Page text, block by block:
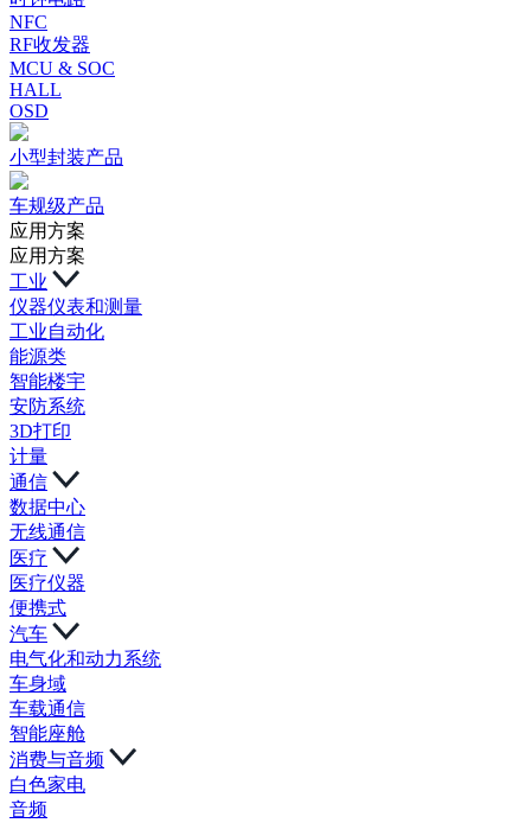
NFC
RF收发器
MCU & SOC
HALL
OSD
小型封装产品
车规级产品
应用方案
应用方案
工业
仪器仪表和测量
工业自动化
能源类
智能楼宇
安防系统
3D打印
计量
通信
数据中心
无线通信
医疗
医疗仪器
便携式
汽车
电气化和动力系统
车身域
车载通信
智能座舱
消费与音频
白色家电
音频